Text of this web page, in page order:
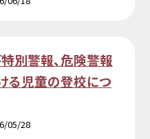
別警報、危険警報
る児童の登校につ
05/28